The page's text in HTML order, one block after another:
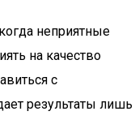
неприятные
на качество
с
результаты лишь